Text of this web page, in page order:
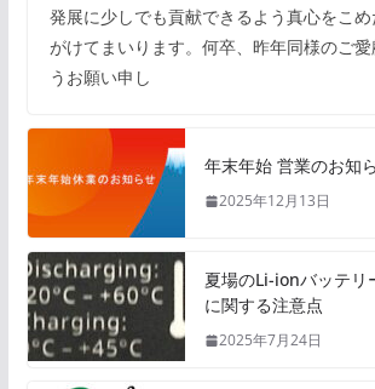
発展に少しでも貢献できるよう真心をこ
がけてまいります。何卒、昨年同様のご
うお願い申し
年末年始 営業のお知
2025年12月13日
夏場のLi-ionバッテリ
に関する注意点
2025年7月24日